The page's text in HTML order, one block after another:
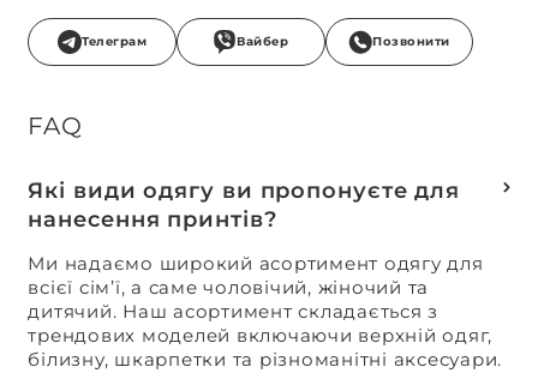
Телеграм Вайбер Позвонити
FAQ
Які види одягу ви пропонуєте для
нанесення принтів?
Ми надаємо широкий асортимент одягу для
всієї сім’ї, а саме чоловічий, жіночий та
дитячий. Наш асортимент складається з
трендових моделей включаючи верхній одяг,
білизну, шкарпетки та різноманітні аксесуари.